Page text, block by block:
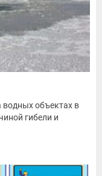
водных объектах в
гибели и